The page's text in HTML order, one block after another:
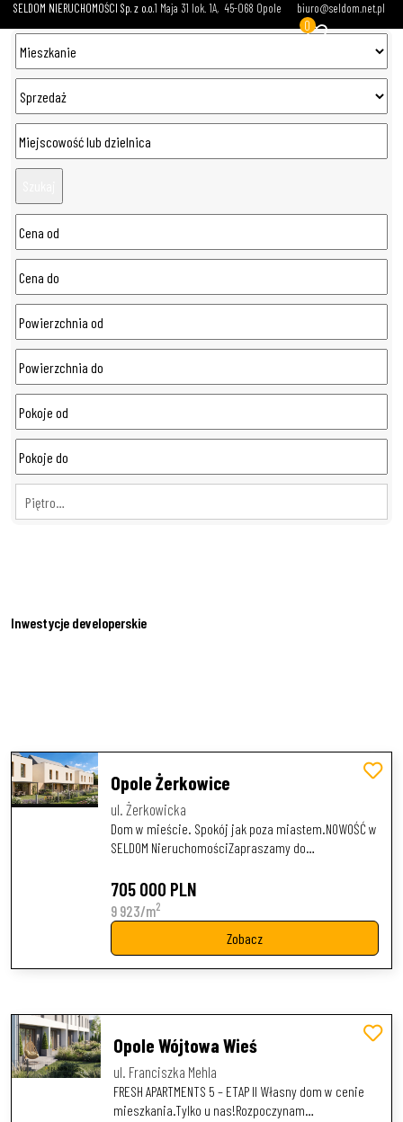
SELDOM NIERUCHOMOŚCI Sp. z o.o.1 Maja 31 lok. 1A 45-068 Opole biuro@seldom.net.pl
0
Piętro…
Inwestycje developerskie
Opole Żerkowice
ul. Żerkowicka
Dom w mieście. Spokój jak poza miastem.NOWOŚĆ w
SELDOM NieruchomościZapraszamy do…
705 000 PLN
9 923/m2
Zobacz
Opole Wójtowa Wieś
ul. Franciszka Mehla
FRESH APARTMENTS 5 – ETAP II Własny dom w cenie
mieszkania.Tylko u nas!Rozpoczynam…